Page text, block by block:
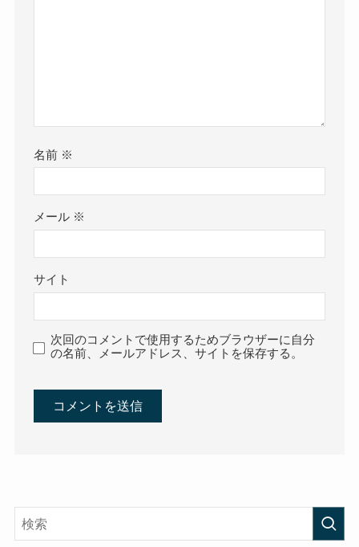
名前 ※
メール ※
サイト
次回のコメントで使用するためブラウザーに自分
の名前、メールアドレス、サイトを保存する。